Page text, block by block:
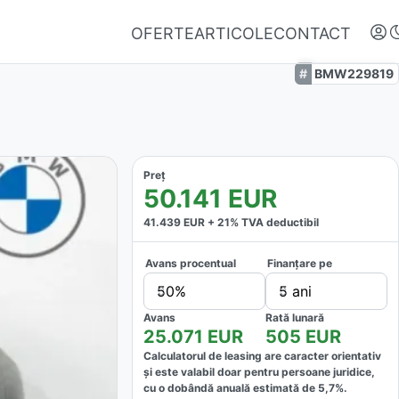
OFERTEARTICOLECONTACT
Autentifică-te
Nu ai oferte favorite
BMW229819
Preț
50.141 EUR
41.439 EUR + 21% TVA deductibil
Avans procentual
50%
Finanțare pe
5 ani
Avans
25.071 EUR
Rată lunară
505 EUR
Calculatorul de leasing are caracter orientativ
și este valabil doar pentru persoane juridice,
cu o dobândă anuală estimată de 5,7%.